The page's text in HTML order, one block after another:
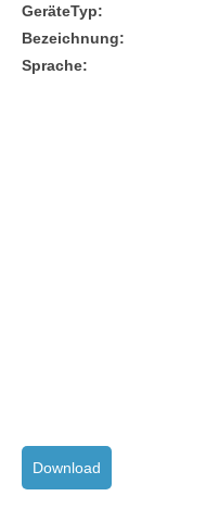
GeräteTyp:
Bezeichnung:
Sprache:
Download